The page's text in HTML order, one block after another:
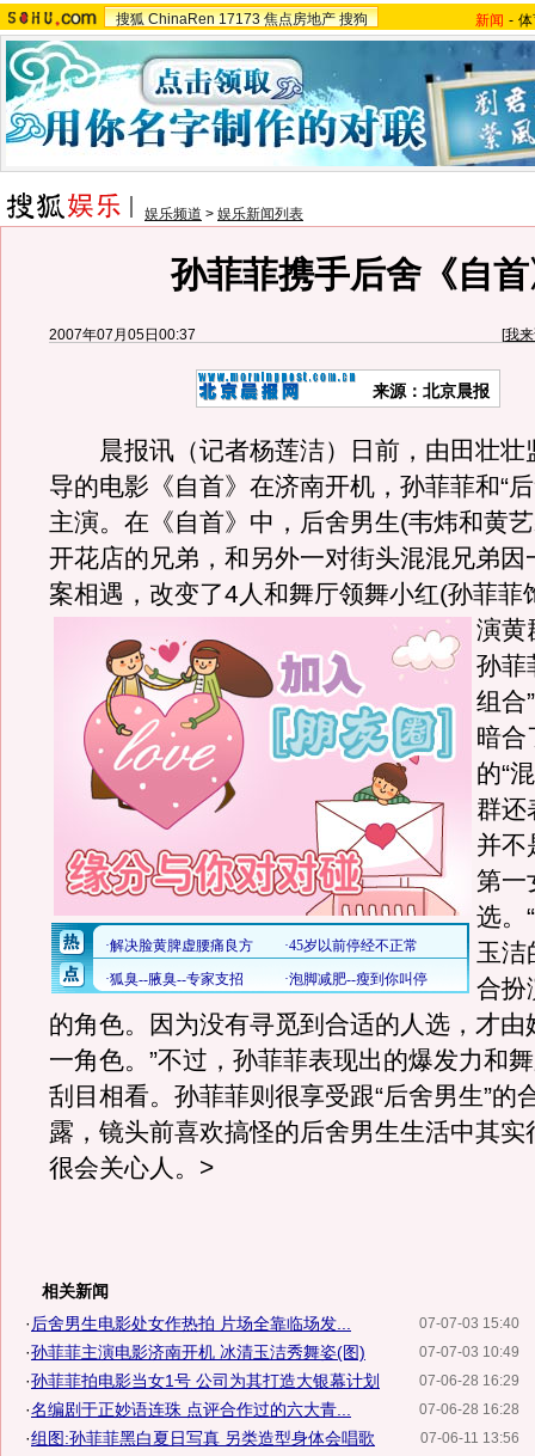
搜狐 ChinaRen 17173 焦点房地产 搜狗 新闻 -
娱乐频道 > 娱乐新闻列表
孙菲菲携手后舍《自
2007年07月05日00:37 [我
来源：北京晨报
晨报讯（记者杨莲洁）日前，由田壮壮
导的电影《自首》在济南开机，孙菲菲和“
主演。在《自首》中，后舍男生(韦炜和黄
开花店的兄弟，和另外一对街头混混兄弟因
案相遇，改变了4人和舞厅领舞小红(孙菲菲
演黄
孙菲
组合
暗合
的“
群还
并不
第一
选。
玉洁
合扮
的角色。因为没有寻觅到合适的人选，才由
一角色。”不过，孙菲菲表现出的爆发力和
刮目相看。孙菲菲则很享受跟“后舍男生”的
露，镜头前喜欢搞怪的后舍男生生活中其实
很会关心人。>
相关新闻
07-07-03 15:40
· 后舍男生电影处女作热拍 片场全靠临场发...
07-07-03 10:49
·孙菲菲主演电影济南开机 冰清玉洁秀舞姿(图)
07-06-28 16:29
·孙菲菲拍电影当女1号 公司为其打造大银幕计划
07-06-28 16:28
·名编剧于正妙语连珠 点评合作过的六大青...
07-06-11 13:56
·组图:孙菲菲黑白夏日写真 另类造型身体会唱歌